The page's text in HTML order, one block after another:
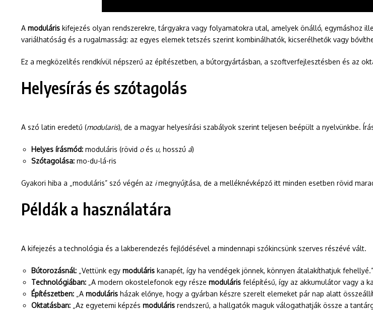
A moduláris kifejezés olyan rendszerekre, tárgyakra vagy folyamatokra utal, amelyek önálló, egymáshoz
variálhatóság és a rugalmasság: az egyes elemek tetszés szerint kombinálhatók, kicserélhetők vagy
Ez a megközelítés rendkívül népszerű az építészetben, a bútorgyártásban, a szoftverfejlesztésben és az
Helyesírás és szótagolás
A szó latin eredetű (modularis), de a magyar helyesírási szabályok szerint teljesen beépült a nyelvünkbe.
Helyes írásmód: moduláris (rövid oés u, hosszú á)
Szótagolása: mo-du-lá-ris
Gyakori hiba a „moduláris” szó végén az imegnyújtása, de a melléknévképző itt minden esetben rövid
Példák a használatára
A kifejezés a technológia és a lakberendezés fejlődésével a mindennapi szókincsünk szerves részévé vált.
Bútorozásnál: „Vettünk egy moduláris kanapét, így ha vendégek jönnek, könnyen átalakíthatjuk fehellyé.”
Technológiában: „A modern okostelefonok egy része moduláris felépítésű, így az akkumulátor vagy a
Építészetben: „A moduláris házak előnye, hogy a gyárban készre szerelt elemeket pár nap alatt
Oktatásban: „Az egyetemi képzés moduláris rendszerű, a hallgatók maguk válogathatják össze a